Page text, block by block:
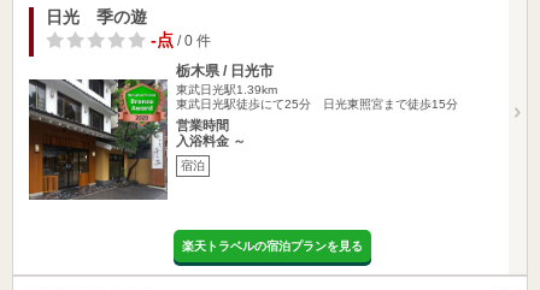
日光 季の遊
-点 / 0 件
栃木県 / 日光市
東武日光駅1.39km
東武日光駅徒歩にて25分 日光東照宮まで徒歩15分
営業時間
入浴料金 ～
宿泊
楽天トラベルの宿泊プランを見る